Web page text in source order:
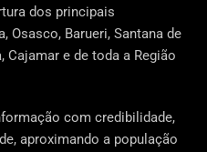
dos principais
Osasco, Barueri, Santana de
Cajamar e de toda a Região
com credibilidade,
aproximando a população